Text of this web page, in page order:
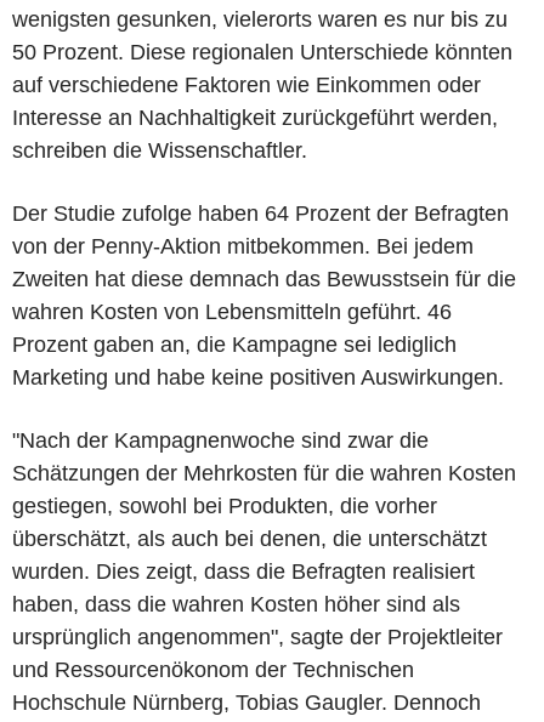
wenigsten gesunken, vielerorts waren es nur bis zu
50 Prozent. Diese regionalen Unterschiede könnten
auf verschiedene Faktoren wie Einkommen oder
Interesse an Nachhaltigkeit zurückgeführt werden,
schreiben die Wissenschaftler.
Der Studie zufolge haben 64 Prozent der Befragten
von der Penny-Aktion mitbekommen. Bei jedem
Zweiten hat diese demnach das Bewusstsein für die
wahren Kosten von Lebensmitteln geführt. 46
Prozent gaben an, die Kampagne sei lediglich
Marketing und habe keine positiven Auswirkungen.
"Nach der Kampagnenwoche sind zwar die
Schätzungen der Mehrkosten für die wahren Kosten
gestiegen, sowohl bei Produkten, die vorher
überschätzt, als auch bei denen, die unterschätzt
wurden. Dies zeigt, dass die Befragten realisiert
haben, dass die wahren Kosten höher sind als
ursprünglich angenommen", sagte der Projektleiter
und Ressourcenökonom der Technischen
Hochschule Nürnberg, Tobias Gaugler. Dennoch